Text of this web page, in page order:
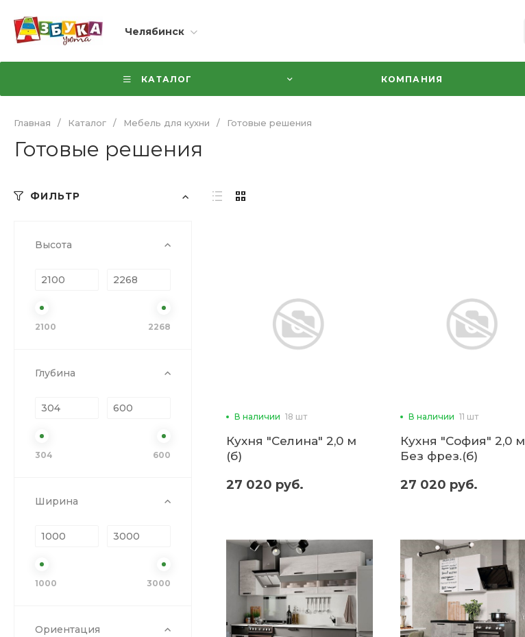
Челябинск
КАТАЛОГ КОМПАНИЯ
Главная / Каталог / Мебель для кухни / Готовые решения
Готовые решения
ФИЛЬТР
Высота
2100 2268
Глубина
304 600
Ширина
1000 3000
Ориентация
В наличии 18 шт
Кухня "Селина" 2,0 м
(б)
27 020 руб.
В наличии 11 шт
Кухня "София" 2,0 м
Без фрез.(б)
27 020 руб.